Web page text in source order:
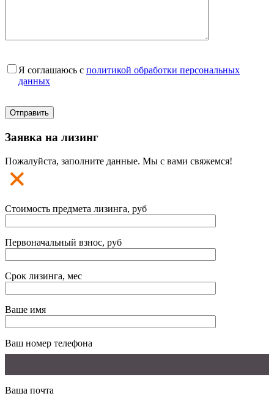
Я соглашаюсь с политикой обработки персональных
данных
Заявка на лизинг
Пожалуйста, заполните данные. Мы с вами свяжемся!
Стоимость предмета лизинга, руб
Первоначальный взнос, руб
Срок лизинга, мес
Ваше имя
Ваш номер телефона
Ваша почта